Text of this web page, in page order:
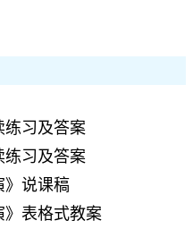
练习及答案
练习及答案
》说课稿
》表格式教案